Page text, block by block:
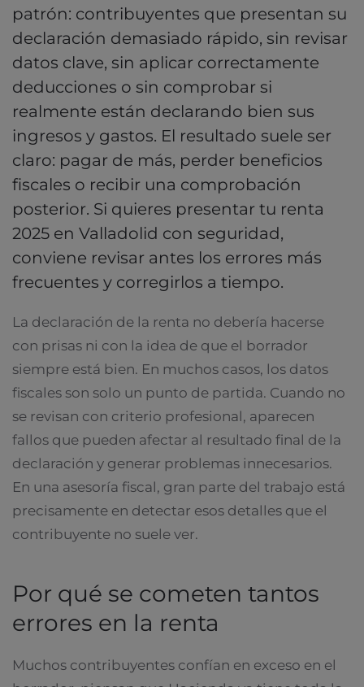
patrón: contribuyentes que presentan su
declaración demasiado rápido, sin revisar
datos clave, sin aplicar correctamente
deducciones o sin comprobar si
realmente están declarando bien sus
ingresos y gastos. El resultado suele ser
claro: pagar de más, perder beneficios
fiscales o recibir una comprobación
posterior. Si quieres presentar tu renta
2025 en Valladolid con seguridad,
conviene revisar antes los errores más
frecuentes y corregirlos a tiempo.
La declaración de la renta no debería hacerse
con prisas ni con la idea de que el borrador
siempre está bien. En muchos casos, los datos
fiscales son solo un punto de partida. Cuando no
se revisan con criterio profesional, aparecen
fallos que pueden afectar al resultado final de la
declaración y generar problemas innecesarios.
En una asesoría fiscal, gran parte del trabajo está
precisamente en detectar esos detalles que el
contribuyente no suele ver.
Por qué se cometen tantos
errores en la renta
Muchos contribuyentes confían en exceso en el